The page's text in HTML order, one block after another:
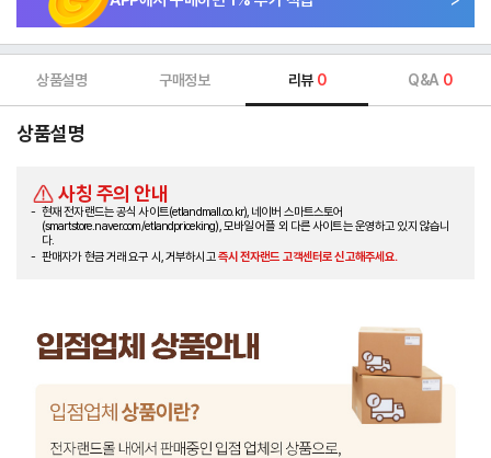
상품설명 구매정보 리뷰 0 Q&A 0
상품설명
사칭 주의 안내
현재 전자랜드는 공식 사이트(etlandmall.co.kr), 네이버 스마트스토어
(smartstore.naver.com/etlandpriceking), 모바일 어플 외 다른 사이트는 운영하고 있지 않습니
다.
판매자가 현금 거래 요구 시, 거부하시고즉시 전자랜드 고객센터로 신고해주세요.